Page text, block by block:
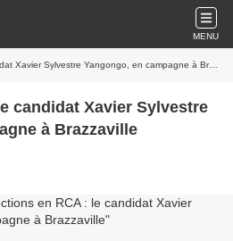
MENU
Sylvestre Yangongo, en campagne à Brazzaville
candidat Xavier Sylvestre
à Brazzaville